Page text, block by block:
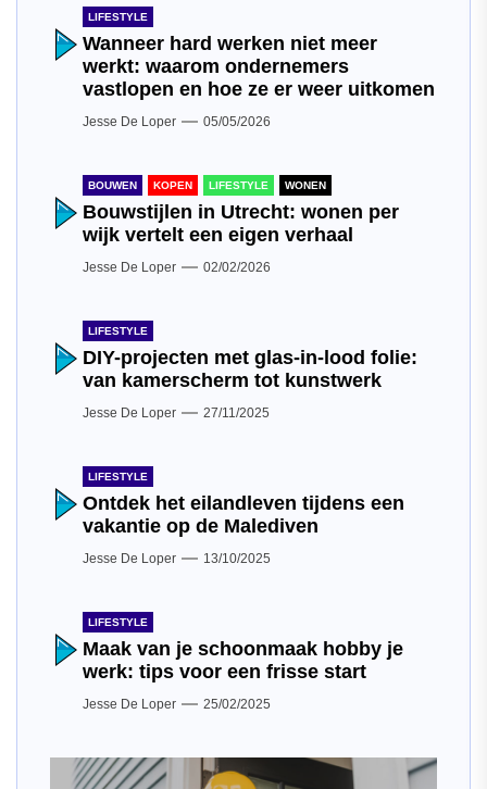
LIFESTYLE
Wanneer hard werken niet meer
werkt: waarom ondernemers
vastlopen en hoe ze er weer uitkomen
Jesse De Loper 05/05/2026
BOUWEN KOPEN LIFESTYLE WONEN
Bouwstijlen in Utrecht: wonen per
wijk vertelt een eigen verhaal
Jesse De Loper 02/02/2026
LIFESTYLE
DIY-projecten met glas-in-lood folie:
van kamerscherm tot kunstwerk
Jesse De Loper 27/11/2025
LIFESTYLE
Ontdek het eilandleven tijdens een
vakantie op de Malediven
Jesse De Loper 13/10/2025
LIFESTYLE
Maak van je schoonmaak hobby je
werk: tips voor een frisse start
Jesse De Loper 25/02/2025